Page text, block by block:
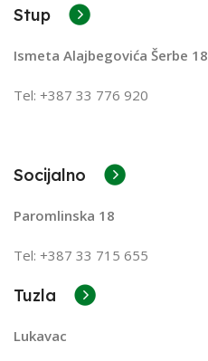
Stup
Ismeta Alajbegovića Šerbe 18
Tel: +387 33 776 920
Socijalno
Paromlinska 18
Tel: +387 33 715 655
Tuzla
Lukavac